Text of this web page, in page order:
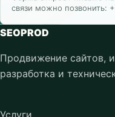
связи можно позвонить:
SEOPROD
Продвижение сайтов,
разработка и
Услуги